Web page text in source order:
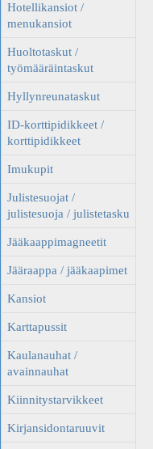
Hotellikansiot /
menukansiot
Huoltotaskut /
työmääräintaskut
Hyllynreunataskut
ID-korttipidikkeet /
korttipidikkeet
Imukupit
Julistesuojat /
julistesuoja / julistetasku
Jääkaappimagneetit
Jääraappa / jääkaapimet
Kansiot
Karttapussit
Kaulanauhat /
avainnauhat
Kiinnitystarvikkeet
Kirjansidontaruuvit